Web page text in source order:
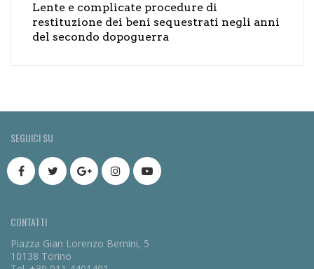
Lente e complicate procedure di
restituzione dei beni sequestrati negli anni
del secondo dopoguerra
SEGUICI SU
CONTATTI
Piazza Gian Lorenzo Bernini, 5
10138 Torino